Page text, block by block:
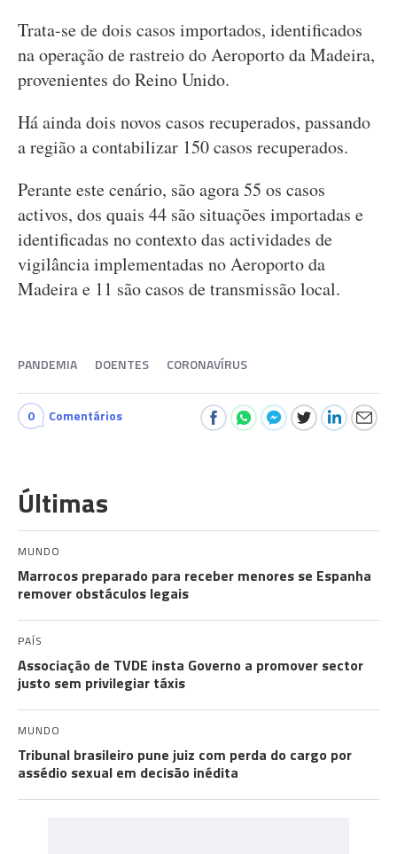
Trata-se de dois casos importados, identificados
na operação de rastreio do Aeroporto da Madeira,
provenientes do Reino Unido.
Há ainda dois novos casos recuperados, passando
a região a contabilizar 150 casos recuperados.
Perante este cenário, são agora 55 os casos
activos, dos quais 44 são situações importadas e
identificadas no contexto das actividades de
vigilância implementadas no Aeroporto da
Madeira e 11 são casos de transmissão local.
PANDEMIA DOENTES CORONAVÍRUS
0 Comentários
Últimas
MUNDO
Marrocos preparado para receber menores se Espanha
remover obstáculos legais
PAÍS
Associação de TVDE insta Governo a promover sector
justo sem privilegiar táxis
MUNDO
Tribunal brasileiro pune juiz com perda do cargo por
assédio sexual em decisão inédita